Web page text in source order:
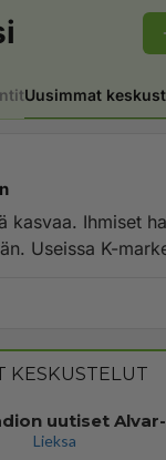
Uusimmat
kasvaa. Ihmiset
Useissa K-
KESKUSTELUT
Lieksa